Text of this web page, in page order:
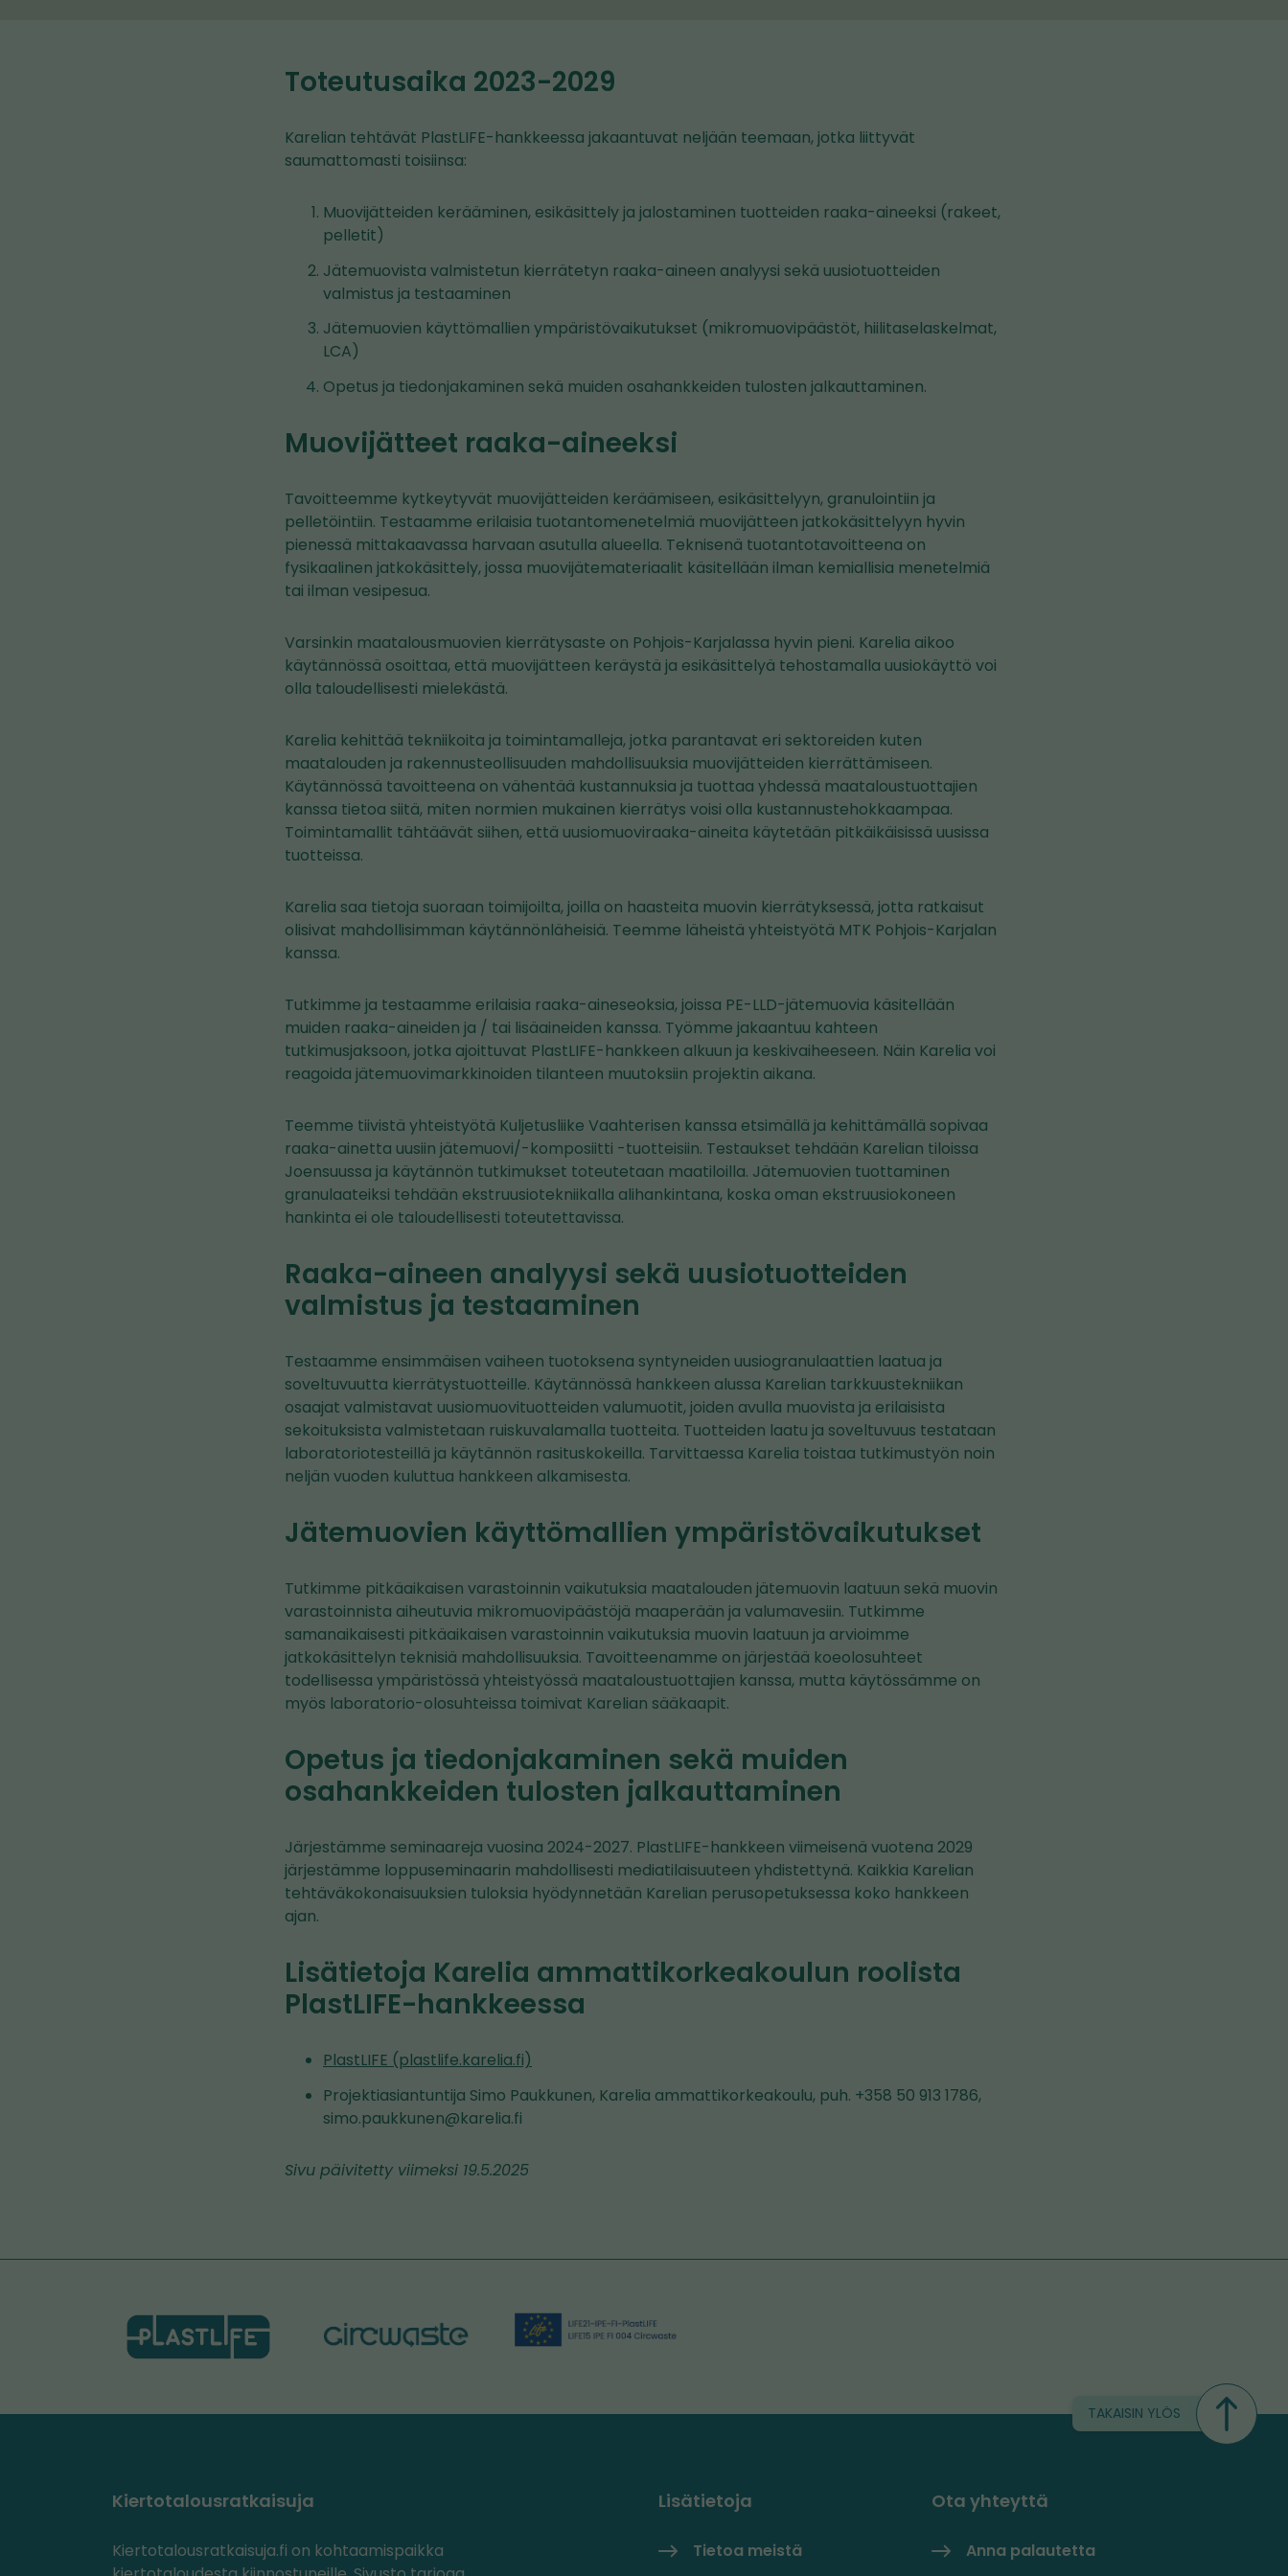
Toteutusaika 2023-2029
Karelian tehtävät PlastLIFE-hankkeessa jakaantuvat neljään teemaan, jotka liittyvät
saumattomasti toisiinsa:
Muovijätteiden kerääminen, esikäsittely ja jalostaminen tuotteiden raaka-aineeksi (rakeet,
pelletit)
Jätemuovista valmistetun kierrätetyn raaka-aineen analyysi sekä uusiotuotteiden
valmistus ja testaaminen
Jätemuovien käyttömallien ympäristövaikutukset (mikromuovipäästöt, hiilitaselaskelmat,
LCA)
Opetus ja tiedonjakaminen sekä muiden osahankkeiden tulosten jalkauttaminen.
Muovijätteet raaka-aineeksi
Tavoitteemme kytkeytyvät muovijätteiden keräämiseen, esikäsittelyyn, granulointiin ja
pelletöintiin. Testaamme erilaisia tuotantomenetelmiä muovijätteen jatkokäsittelyyn hyvin
pienessä mittakaavassa harvaan asutulla alueella. Teknisenä tuotantotavoitteena on
fysikaalinen jatkokäsittely, jossa muovijätemateriaalit käsitellään ilman kemiallisia menetelmiä
tai ilman vesipesua.
Varsinkin maatalousmuovien kierrätysaste on Pohjois-Karjalassa hyvin pieni. Karelia aikoo
käytännössä osoittaa, että muovijätteen keräystä ja esikäsittelyä tehostamalla uusiokäyttö voi
olla taloudellisesti mielekästä.
Karelia kehittää tekniikoita ja toimintamalleja, jotka parantavat eri sektoreiden kuten
maatalouden ja rakennusteollisuuden mahdollisuuksia muovijätteiden kierrättämiseen.
Käytännössä tavoitteena on vähentää kustannuksia ja tuottaa yhdessä maataloustuottajien
kanssa tietoa siitä, miten normien mukainen kierrätys voisi olla kustannustehokkaampaa.
Toimintamallit tähtäävät siihen, että uusiomuoviraaka-aineita käytetään pitkäikäisissä uusissa
tuotteissa.
Karelia saa tietoja suoraan toimijoilta, joilla on haasteita muovin kierrätyksessä, jotta ratkaisut
olisivat mahdollisimman käytännönläheisiä. Teemme läheistä yhteistyötä MTK Pohjois-Karjalan
kanssa.
Tutkimme ja testaamme erilaisia raaka-aineseoksia, joissa PE-LLD-jätemuovia käsitellään
muiden raaka-aineiden ja / tai lisäaineiden kanssa. Työmme jakaantuu kahteen
tutkimusjaksoon, jotka ajoittuvat PlastLIFE-hankkeen alkuun ja keskivaiheeseen. Näin Karelia voi
reagoida jätemuovimarkkinoiden tilanteen muutoksiin projektin aikana.
Teemme tiivistä yhteistyötä Kuljetusliike Vaahterisen kanssa etsimällä ja kehittämällä sopivaa
raaka-ainetta uusiin jätemuovi/-komposiitti -tuotteisiin. Testaukset tehdään Karelian tiloissa
Joensuussa ja käytännön tutkimukset toteutetaan maatiloilla. Jätemuovien tuottaminen
granulaateiksi tehdään ekstruusiotekniikalla alihankintana, koska oman ekstruusiokoneen
hankinta ei ole taloudellisesti toteutettavissa.
Raaka-aineen analyysi sekä uusiotuotteiden
valmistus ja testaaminen
Testaamme ensimmäisen vaiheen tuotoksena syntyneiden uusiogranulaattien laatua ja
soveltuvuutta kierrätystuotteille. Käytännössä hankkeen alussa Karelian tarkkuustekniikan
osaajat valmistavat uusiomuovituotteiden valumuotit, joiden avulla muovista ja erilaisista
sekoituksista valmistetaan ruiskuvalamalla tuotteita. Tuotteiden laatu ja soveltuvuus testataan
laboratoriotesteillä ja käytännön rasituskokeilla. Tarvittaessa Karelia toistaa tutkimustyön noin
neljän vuoden kuluttua hankkeen alkamisesta.
Jätemuovien käyttömallien ympäristövaikutukset
Tutkimme pitkäaikaisen varastoinnin vaikutuksia maatalouden jätemuovin laatuun sekä muovin
varastoinnista aiheutuvia mikromuovipäästöjä maaperään ja valumavesiin. Tutkimme
samanaikaisesti pitkäaikaisen varastoinnin vaikutuksia muovin laatuun ja arvioimme
jatkokäsittelyn teknisiä mahdollisuuksia. Tavoitteenamme on järjestää koeolosuhteet
todellisessa ympäristössä yhteistyössä maataloustuottajien kanssa, mutta käytössämme on
myös laboratorio-olosuhteissa toimivat Karelian sääkaapit.
Opetus ja tiedonjakaminen sekä muiden
osahankkeiden tulosten jalkauttaminen
Järjestämme seminaareja vuosina 2024-2027. PlastLIFE-hankkeen viimeisenä vuotena 2029
järjestämme loppuseminaarin mahdollisesti mediatilaisuuteen yhdistettynä. Kaikkia Karelian
tehtäväkokonaisuuksien tuloksia hyödynnetään Karelian perusopetuksessa koko hankkeen
ajan.
Lisätietoja Karelia ammattikorkeakoulun roolista
PlastLIFE-hankkeessa
PlastLIFE (plastlife.karelia.fi)
Projektiasiantuntija Simo Paukkunen, Karelia ammattikorkeakoulu, puh. +358 50 913 1786,
simo.paukkunen@karelia.fi
Sivu päivitetty viimeksi 19.5.2025
TAKAISIN YLÖS
Kiertotalousratkaisuja
Kiertotalousratkaisuja.fi on kohtaamispaikka
Lisätietoja
Tietoa meistä
Ota yhteyttä
Anna palautetta